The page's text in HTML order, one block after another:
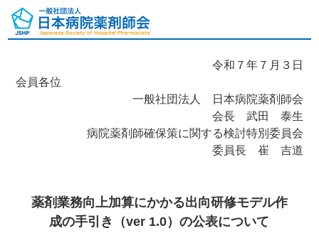
令和７年７月３日
会員各位
一般社団法人 日本病院薬剤師会
会長 武田 泰生
病院薬剤師確保策に関する検討特別委員会
委員長 崔 吉道
薬剤業務向上加算にかかる出向研修モデル作
成の手引き（ver 1.0）の公表について